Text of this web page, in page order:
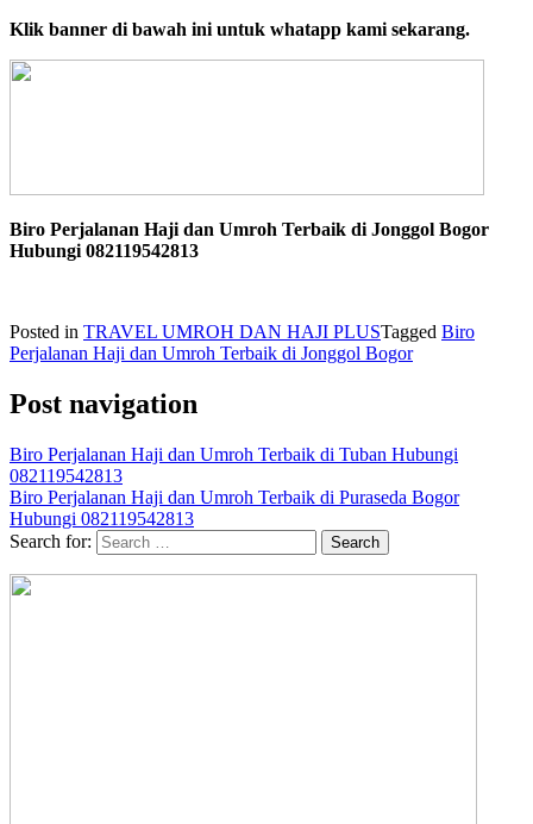
Klik banner di bawah ini untuk whatapp kami sekarang.
Biro Perjalanan Haji dan Umroh Terbaik di Jonggol Bogor
Hubungi 082119542813
Posted in TRAVEL UMROH DAN HAJI PLUSTagged Biro
Perjalanan Haji dan Umroh Terbaik di Jonggol Bogor
Post navigation
Biro Perjalanan Haji dan Umroh Terbaik di Tuban Hubungi
082119542813
Biro Perjalanan Haji dan Umroh Terbaik di Puraseda Bogor
Hubungi 082119542813
Search for: